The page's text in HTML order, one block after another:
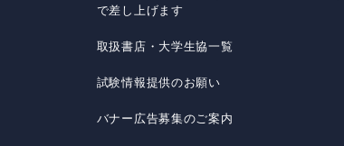
で差し上げます
取扱書店・大学生協一覧
試験情報提供のお願い
バナー広告募集のご案内